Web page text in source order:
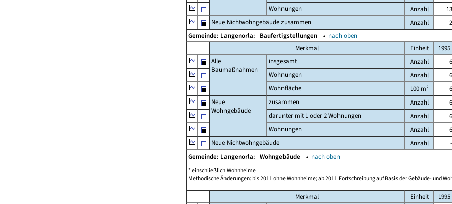
Wohnungen
Anzahl 13
Neue Nichtwohngebäude zusammen
Anzahl 2
Gemeinde: Langenorla: Baufertigstellungen ▴ nach oben
Merkmal
Einheit 1995
Alle
Baumaßnahmen
insgesamt Anzahl 6
Wohnungen
Anzahl 6
Wohnfläche
100 m² 6
Neue
Wohngebäude
zusammen Anzahl 6
darunter mit 1 oder 2 Wohnungen
Anzahl 6
Wohnungen
Anzahl 6
Neue Nichtwohngebäude
Anzahl -
Gemeinde: Langenorla: Wohngebäude ▴ nach oben
* einschließlich Wohnheime
Methodische Änderungen: bis 2011 ohne Wohnheime; ab 2011 Fortschreibung auf Basis der Gebäude- und
Merkmal Einheit 1995